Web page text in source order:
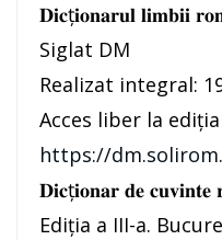
𝐃𝐢𝐜ț𝐢𝐨𝐧𝐚𝐫𝐮𝐥 𝐥𝐢𝐦𝐛𝐢𝐢
Siglat DM
Realizat integral:
Acces liber la
https://
𝐃𝐢𝐜ţ𝐢𝐨𝐧𝐚𝐫 𝐝𝐞 𝐜𝐮𝐯𝐢𝐧𝐭𝐞
Ediţia a III-a.